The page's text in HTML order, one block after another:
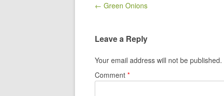
Post navigation
← Green Onions
Leave a Reply
Your email address will not be published.
Comment *